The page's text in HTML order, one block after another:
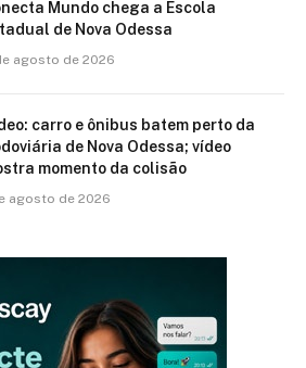
Mundo chega a Escola
de Nova Odessa
agosto de 2026
carro e ônibus batem perto da
de Nova Odessa; vídeo
momento da colisão
agosto de 2026